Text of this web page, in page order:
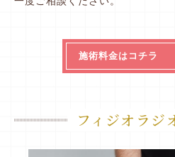
施術料金はコチラ
フィジオラジ